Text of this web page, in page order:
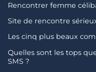
Rencontrer femme
Site de rencontre
Les cinq plus beaux
Quelles sont les tops
SMS ?